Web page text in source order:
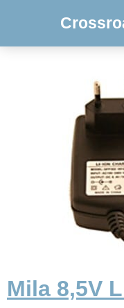
Mila 8,5V